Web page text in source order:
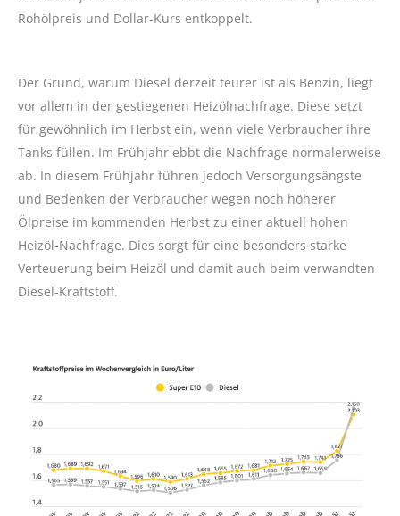
Rohölpreis und Dollar-Kurs entkoppelt.
Der Grund, warum Diesel derzeit teurer ist als Benzin, liegt
vor allem in der gestiegenen Heizölnachfrage. Diese setzt
für gewöhnlich im Herbst ein, wenn viele Verbraucher ihre
Tanks füllen. Im Frühjahr ebbt die Nachfrage normalerweise
ab. In diesem Frühjahr führen jedoch Versorgungsängste
und Bedenken der Verbraucher wegen noch höherer
Ölpreise im kommenden Herbst zu einer aktuell hohen
Heizöl-Nachfrage. Dies sorgt für eine besonders starke
Verteuerung beim Heizöl und damit auch beim verwandten
Diesel-Kraftstoff.